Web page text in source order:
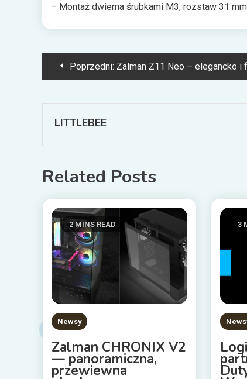
– Montaż dwiema śrubkami M3, rozstaw 31 mm
– Długość kabla: 70 cm/45 cm
– Wymagania: płyta główna z obsługą USB
Nawigacja
Poprzedni: Zalman Z11 Neo – elegancko i
LITTLEBEE
Related Posts
2 MINS READ
Newsy
Zalman CHRONIX V2
— panoramiczna,
przewiewna
3